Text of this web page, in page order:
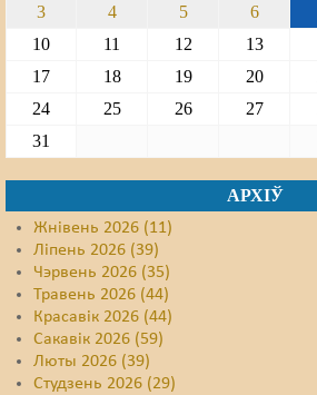
3
4 5 6
10
11 12 13
17
18 19 20
24
25 26 27
31
АРХІЎ
Жнівень 2026 (11)
Ліпень 2026 (39)
Чэрвень 2026 (35)
Травень 2026 (44)
Красавік 2026 (44)
Сакавік 2026 (59)
Люты 2026 (39)
Студзень 2026 (29)